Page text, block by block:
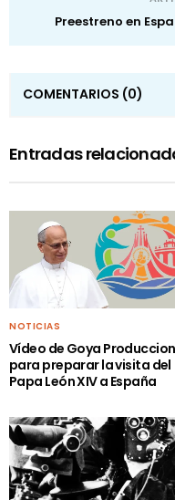
Preestreno en
COMENTARIOS (0)
Entradas
NOTICIAS
Vídeo de Goya
para preparar la visita del
Papa León XIV a España